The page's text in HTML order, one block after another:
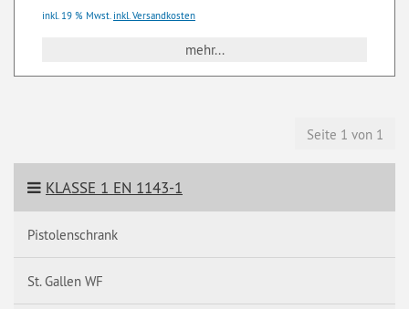
inkl. 19 % Mwst. inkl. Versandkosten
mehr...
Seite 1 von 1
KLASSE 1 EN 1143-1
Pistolenschrank
St. Gallen WF